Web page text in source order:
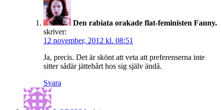
Den rabiata orakade flat-feministen Fanny.
skriver:
12 november, 2012 kl. 08:51
Ja, precis. Det är skönt att veta att preferenserna inte
sitter sådär jättehårt hos sig själv ändå.
Svara